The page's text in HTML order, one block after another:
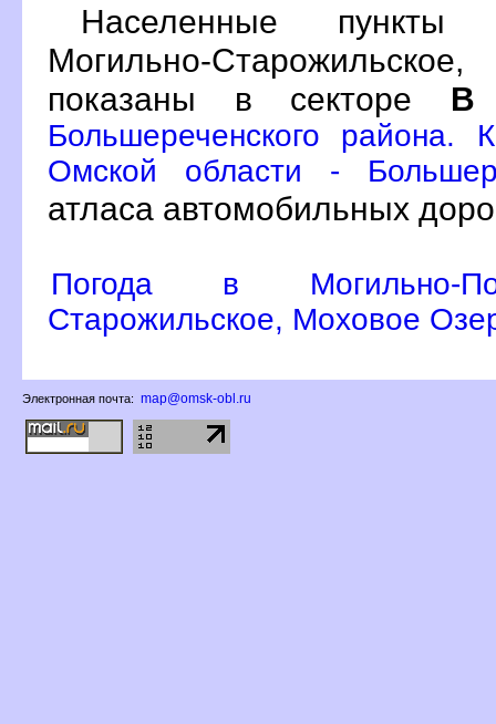
Населенные пункты
Могильно-
показаны в секторе
Большереченского района.
Омской области -
атласа автомобильных
Погода в Могильно-
Старожильское, Моховое
Электронная почта: map@omsk-obl.ru